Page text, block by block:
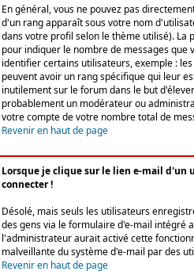
En général, vous ne pouvez pas
d'un rang apparaît sous votre nom
dans votre profil selon le thème utilisé). La
pour indiquer le nombre de messages que
identifier certains utilisateurs, exemple :
peuvent avoir un rang spécifique qui leur
inutilement sur le forum dans le but
probablement un modérateur ou
votre compte de votre nombre total de
Revenir en haut de page
Lorsque je clique sur le lien e-mail d'un
connecter !
Désolé, mais seuls les utilisateurs
des gens via le formulaire d'e-mail intégré
l'administrateur aurait activé cette
malveillante du système d'e-mail par des
Revenir en haut de page